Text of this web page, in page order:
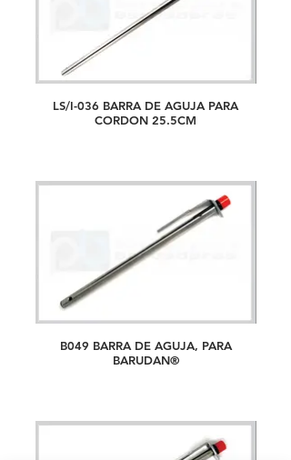
LS/I-036 BARRA DE AGUJA PARA
CORDON 25.5CM
B049 BARRA DE AGUJA, PARA
BARUDAN®